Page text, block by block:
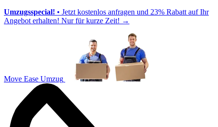
Umzugsspecial! • Jetzt kostenlos anfragen und 23% Rabatt auf Ihr
Angebot erhalten! Nur für kurze Zeit! →
Move Ease Umzug